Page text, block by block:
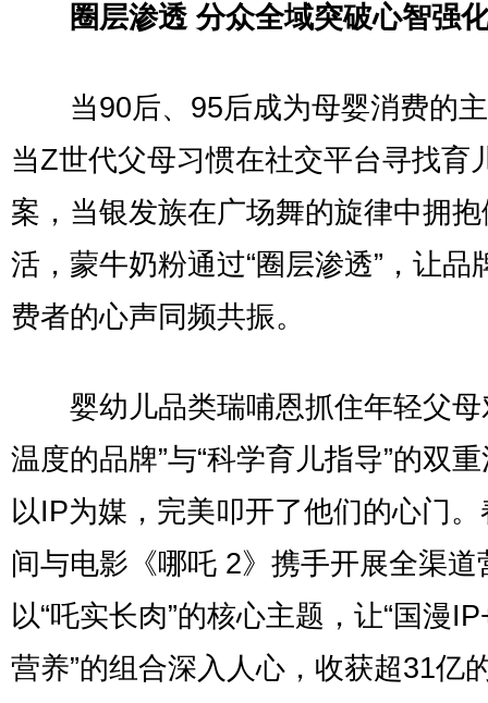
圈层渗透 分众全域突破心智强
当90后、95后成为母婴消费的
当Z世代父母习惯在社交平台寻找育
案，当银发族在广场舞的旋律中拥
活，蒙牛奶粉通过“圈层渗透”，让品
费者的心声同频共振。
婴幼儿品类瑞哺恩抓住年轻父母
温度的品牌”与“科学育儿指导”的双
以IP为媒，完美叩开了他们的心门
间与电影《哪吒 2》携手开展全渠道
以“吒实长肉”的核心主题，让“国漫
营养”的组合深入人心，收获超31亿